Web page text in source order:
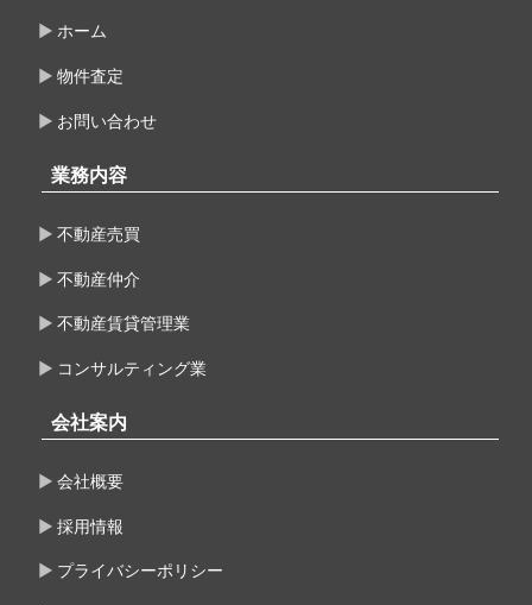
ホーム
物件査定
お問い合わせ
業務内容
不動産売買
不動産仲介
不動産賃貸管理業
コンサルティング業
会社案内
会社概要
採用情報
プライバシーポリシー